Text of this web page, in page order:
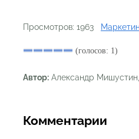
Просмотров: 1963
(голосов: 1)
Автор: Александр
Комментарии